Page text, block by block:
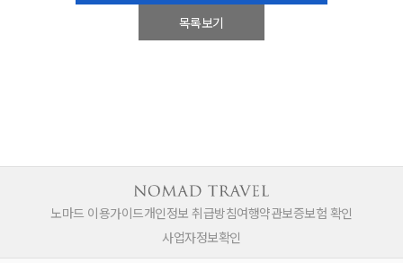
목록보기
노마드 이용가이드개인정보 취급방침여행약관보증보험 확인
사업자정보확인